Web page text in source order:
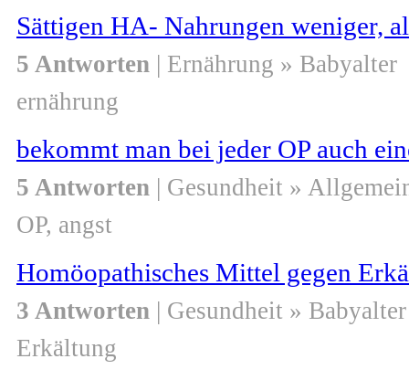
Sättigen HA- Nahrungen weniger,
5 Antworten | Ernährung » Babyalter
ernährung
bekommt man bei jeder OP auch
5 Antworten | Gesundheit »
OP, angst
Homöopathisches Mittel gegen
3 Antworten | Gesundheit » Babyalter
Erkältung